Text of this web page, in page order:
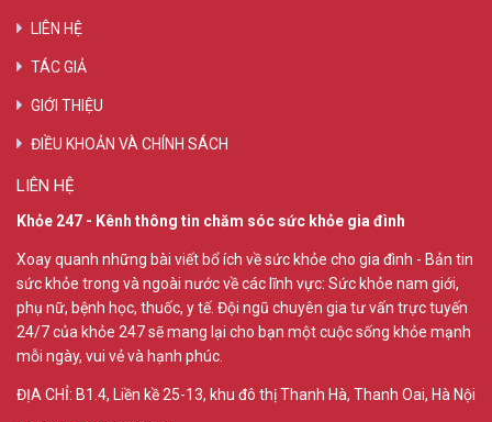
LIÊN HỆ
TÁC GIẢ
GIỚI THIỆU
ĐIỀU KHOẢN VÀ CHÍNH SÁCH
LIÊN HỆ
Khỏe 247 - Kênh thông tin chăm sóc sức khỏe gia đình
Xoay quanh những bài viết bổ ích về sức khỏe cho gia đình - Bản tin
sức khỏe trong và ngoài nước về các lĩnh vực: Sức khỏe nam giới,
phụ nữ, bệnh học, thuốc, y tế. Đội ngũ chuyên gia tư vấn trực tuyến
24/7 của khỏe 247 sẽ mang lại cho bạn một cuộc sống khỏe mạnh
mỗi ngày, vui vẻ và hạnh phúc.
ĐỊA CHỈ: B1.4, Liền kề 25-13, khu đô thị Thanh Hà, Thanh Oai, Hà Nội